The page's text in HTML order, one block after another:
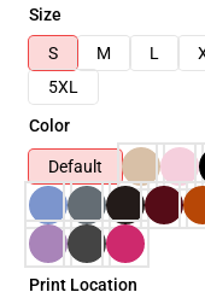
Size
S
M L
5XL
Color
Default
Print Location